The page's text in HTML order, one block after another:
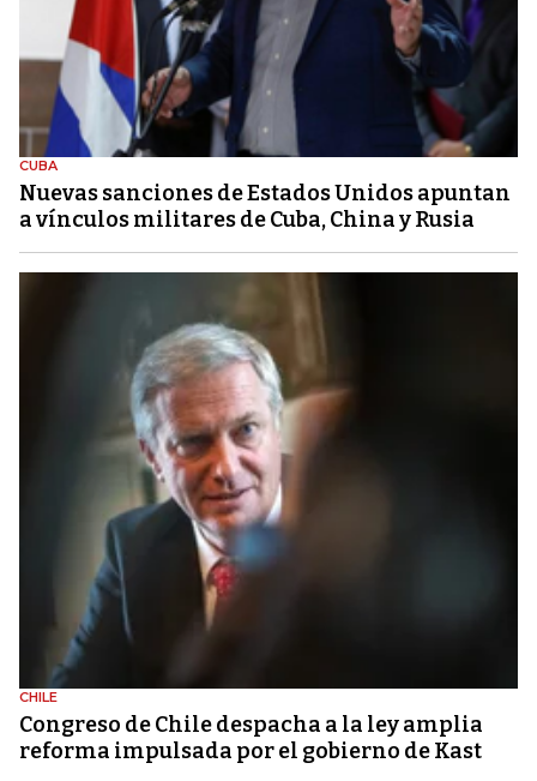
CUBA
Nuevas sanciones de Estados Unidos apuntan
a vínculos militares de Cuba, China y Rusia
CHILE
Congreso de Chile despacha a la ley amplia
reforma impulsada por el gobierno de Kast